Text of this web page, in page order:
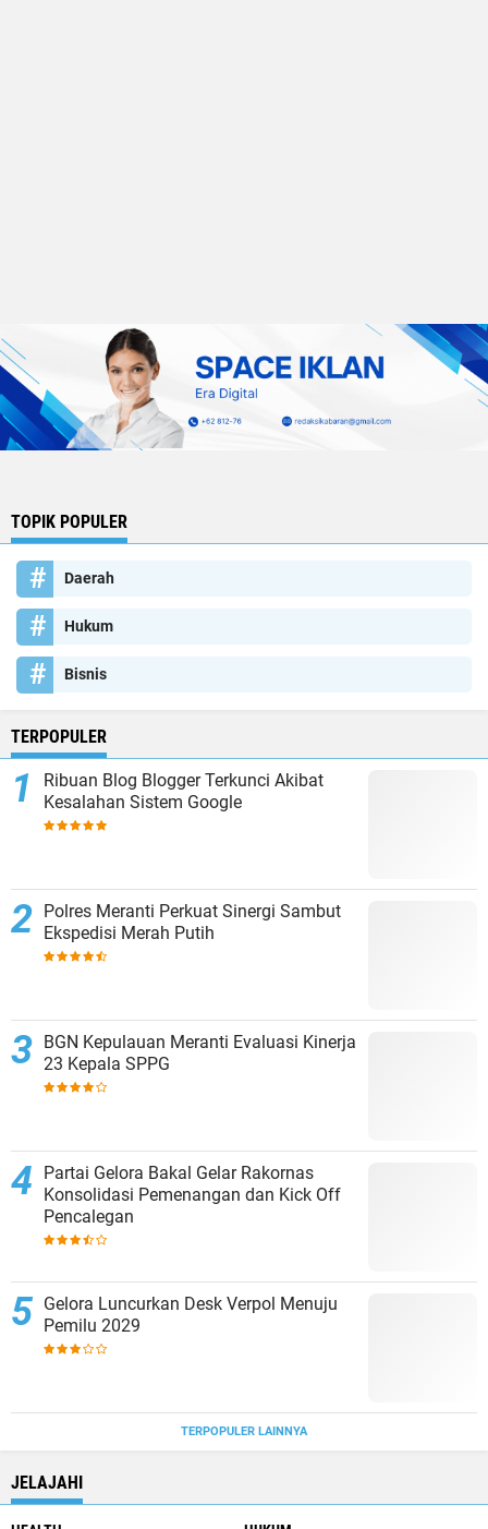
TOPIK POPULER
Daerah
Hukum
Bisnis
TERPOPULER
Ribuan Blog Blogger Terkunci Akibat
Kesalahan Sistem Google
Polres Meranti Perkuat Sinergi Sambut
Ekspedisi Merah Putih
BGN Kepulauan Meranti Evaluasi Kinerja
23 Kepala SPPG
Partai Gelora Bakal Gelar Rakornas
Konsolidasi Pemenangan dan Kick Off
Pencalegan
Gelora Luncurkan Desk Verpol Menuju
Pemilu 2029
TERPOPULER LAINNYA
JELAJAHI